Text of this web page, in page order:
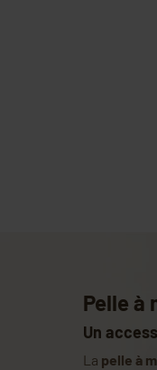
Pelle à
Un
La pelle à